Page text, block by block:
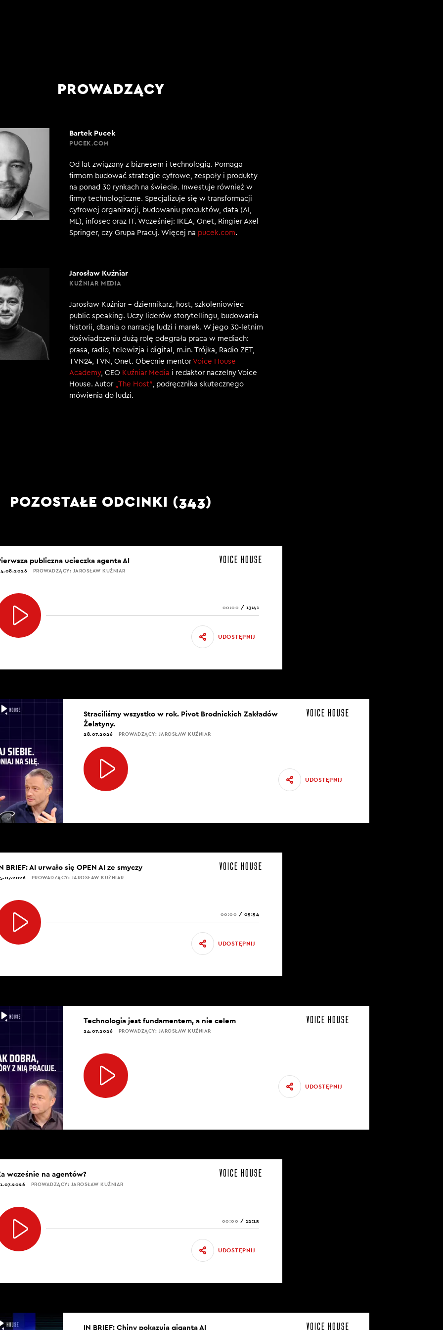
PROWADZĄCY
Bartek Pucek
PUCEK.COM
Od lat związany z biznesem i technologią. Pomaga
firmom budować strategie cyfrowe, zespoły i produkty
na ponad 30 rynkach na świecie. Inwestuje również w
firmy technologiczne. Specjalizuje się w transformacji
cyfrowej organizacji, budowaniu produktów, data (AI,
ML), infosec oraz IT. Wcześniej: IKEA, Onet, Ringier Axel
Springer, czy Grupa Pracuj. Więcej na pucek.com.
Jarosław Kuźniar
KUŹNIAR MEDIA
Jarosław Kuźniar – dziennikarz, host, szkoleniowiec
public speaking. Uczy liderów storytellingu, budowania
historii, dbania o narrację ludzi i marek. W jego 30-letnim
doświadczeniu dużą rolę odegrała praca w mediach:
prasa, radio, telewizja i digital, m.in. Trójka, Radio ZET,
TVN24, TVN, Onet. Obecnie mentorVoice House
Academy, CEO Kuźniar Media i redaktor naczelny Voice
House. Autor „The Host”, podręcznika skutecznego
mówienia do ludzi.
POZOSTAŁE ODCINKI (343)
publiczna ucieczka agenta AI
PROWADZĄCY: JAROSŁAW KUŹNIAR
00:00 / 13:41
UDOSTĘPNIJ
Straciliśmy wszystko w rok. Pivot Brodnickich Zakładów
Żelatyny.
28.07.2026 PROWADZĄCY: JAROSŁAW KUŹNIAR
UDOSTĘPNIJ
BRIEF: AI urwało się OPEN AI ze smyczy
PROWADZĄCY: JAROSŁAW KUŹNIAR
00:00 / 05:54
UDOSTĘPNIJ
Technologia jest fundamentem, a nie celem
24.07.2026 PROWADZĄCY: JAROSŁAW KUŹNIAR
UDOSTĘPNIJ
wcześnie na agentów?
PROWADZĄCY: JAROSŁAW KUŹNIAR
00:00 / 12:15
UDOSTĘPNIJ
IN BRIEF: Chiny pokazują giganta AI